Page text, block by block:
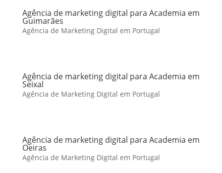
Agência de marketing digital para Academia em
Guimarães
Agência de Marketing Digital em Portugal
Agência de marketing digital para Academia em
Seixal
Agência de Marketing Digital em Portugal
Agência de marketing digital para Academia em
Oeiras
Agência de Marketing Digital em Portugal